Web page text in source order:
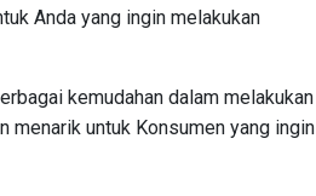
Anda yang ingin melakukan
kemudahan dalam melakukan
menarik untuk Konsumen yang ingin